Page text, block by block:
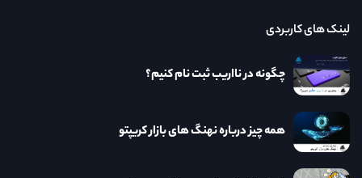
لینک های کاربردی
چگونه در نااریب ثبت نام کنیم؟
همه چیز درباره نهنگ های بازار کریپتو